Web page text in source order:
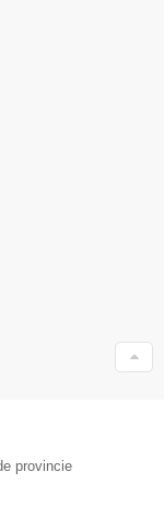
provincie